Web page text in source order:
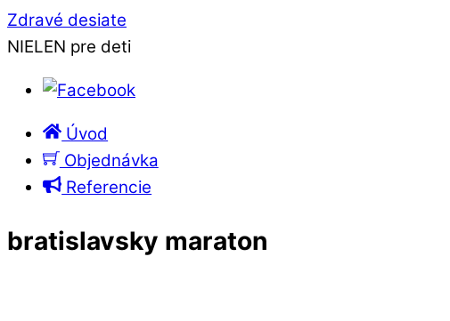
Zdravé desiate
NIELEN pre deti
Úvod
Objednávka
Referencie
bratislavsky maraton